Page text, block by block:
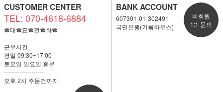
CUSTOMER CENTER
TEL: 070-4618-6884
☎대☎표☎전☎화☎
-----------------
근무시간
평일 09:30~17:00
토요일 일요일 휴무
--------------------
오후 2시 주문건까지
BANK ACCOUNT
607301-01-302491
국민은행(키움하우스)
비회원
1:1 문의